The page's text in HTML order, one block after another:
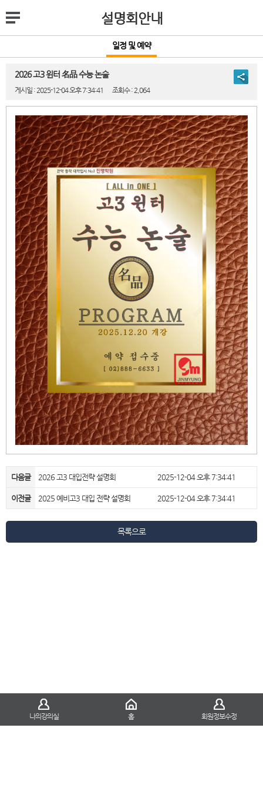
설명회안내
일정 및 예약
2026 고3 윈터 名品 수능 논술
게시일 : 2025-12-04 오후 7:34:41 조회수 : 2,064
다음글 2026 고3 대입전략 설명회 2025-12-04 오후 7:34:41
이전글 2025 예비고3 대입 전략 설명회 2025-12-04 오후 7:34:41
목록으로
나의강의실 홈 회원정보수정